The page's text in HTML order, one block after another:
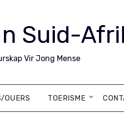
Suid-
Vir Jong Mense
OUERS TOERISME